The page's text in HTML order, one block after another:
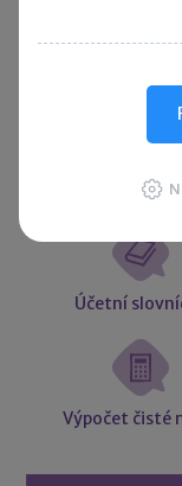
Účetní
Účetní
Výpočet čisté